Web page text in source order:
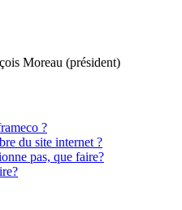
Moreau (président)
?
du site internet ?
pas, que faire?